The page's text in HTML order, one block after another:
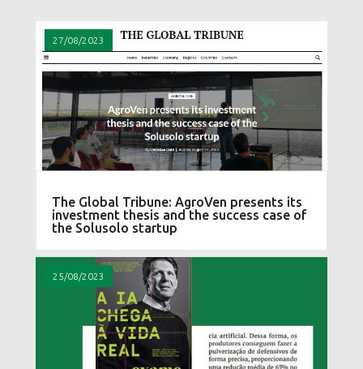
The Global Tribune: AgroVen presents its
investment thesis and the success case of
the Solusolo startup
27/08/2023
25/08/2023